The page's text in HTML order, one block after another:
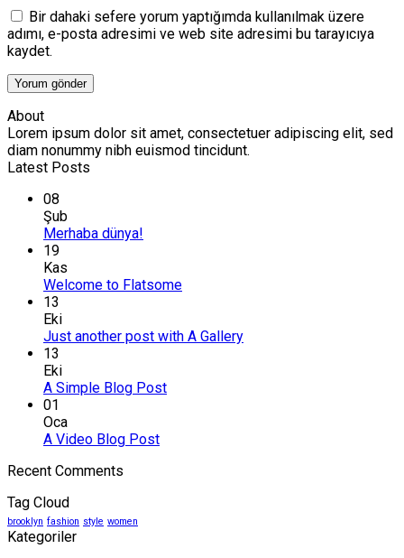
Bir dahaki sefere yorum yaptığımda kullanılmak üzere
adımı, e-posta adresimi ve web site adresimi bu tarayıcıya
kaydet.
About
Lorem ipsum dolor sit amet, consectetuer adipiscing elit, sed
diam nonummy nibh euismod tincidunt.
Latest Posts
08
Şub
Merhaba dünya!
19
Kas
Welcome to Flatsome
13
Eki
Just another post with A Gallery
13
Eki
A Simple Blog Post
01
Oca
A Video Blog Post
Recent Comments
Tag Cloud
brooklyn fashion style women
Kategoriler